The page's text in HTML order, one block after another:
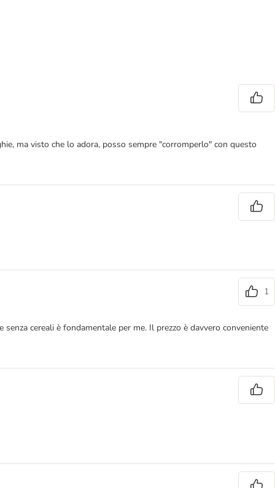
ma visto che lo adora, posso sempre "corromperlo" con questo
1
cereali è fondamentale per me. Il prezzo è davvero conveniente